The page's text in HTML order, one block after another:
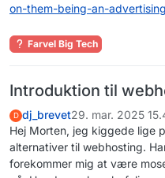
on-them-being-an-
Farvel Big Tech
Introduktion til
D dj_brevet29. mar. 2025
Hej Morten, jeg kiggede lige
alternativer til webhosting.
forekommer mig at være